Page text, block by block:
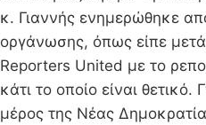
κ. Γιαννής ενημερώθηκε
οργάνωσης, όπως είπε
Reporters United με το
κάτι το οποίο είναι
μέρος της Νέας